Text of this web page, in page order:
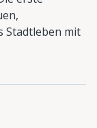
Stadtleben mit